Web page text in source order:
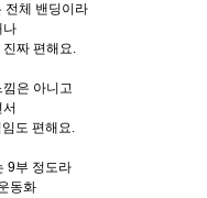
전체 밴딩이라
나
짜 편해요.
은 아니고
도 편해요.
9부 정도라
동화